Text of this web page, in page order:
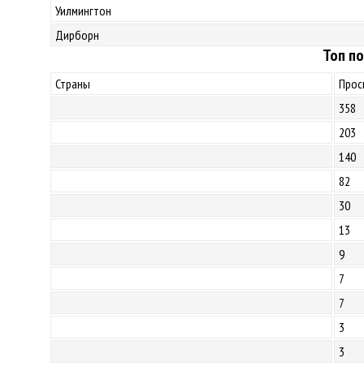
Уилмингтон
Дирборн
Топ
Страны
358
203
140
82
30
13
9
7
7
3
3